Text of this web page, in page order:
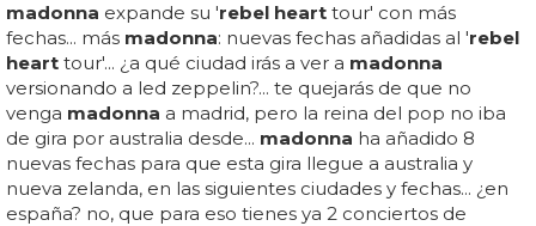
madonna expande su 'rebel heart tour' con más
fechas... más madonna: nuevas fechas añadidas al 'rebel
heart tour'... ¿a qué ciudad irás a ver a madonna
versionando a led zeppelin?... te quejarás de que no
venga madonna a madrid, pero la reina del pop no iba
de gira por australia desde... madonna ha añadido 8
nuevas fechas para que esta gira llegue a australia y
nueva zelanda, en las siguientes ciudades y fechas... ¿en
españa? no, que para eso tienes ya 2 conciertos de